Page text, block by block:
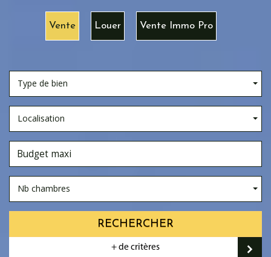
Vente Louer Vente Immo Pro
Type de bien
Localisation
Nb chambres
RECHERCHER
+ de critères